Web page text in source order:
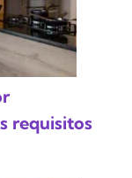
requisitos